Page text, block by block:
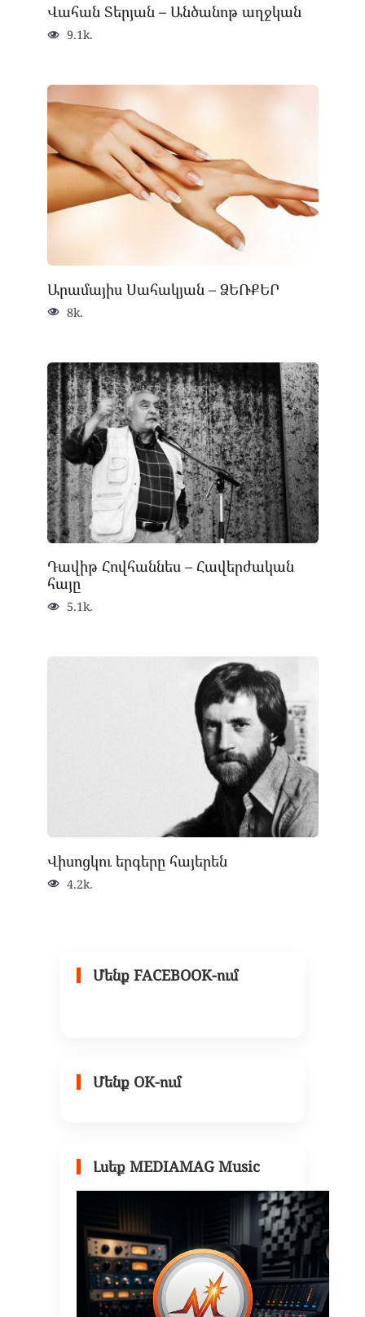
Վահան Տերյան – Անծանոթ աղջկան
9.1k.
Արամայիս Սահակյան – ՁԵՌՔԵՐ
8k.
Դավիթ Հովհաննես – Հավերժական
հայը
5.1k.
Վիսոցկու երգերը հայերեն
4.2k.
Մենք FACEBOOK-ում
Մենք OK-ում
Լսեք MEDIAMAG Music